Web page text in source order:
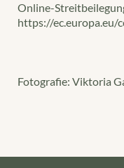
Online-
https://ec.europa.eu/
Fotografie: Viktoria